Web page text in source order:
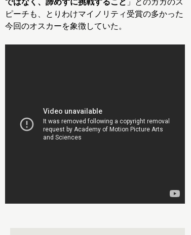
ピーチも、とりわけマイノリティ受賞の多かった
今回のオスカーを象徴していた。